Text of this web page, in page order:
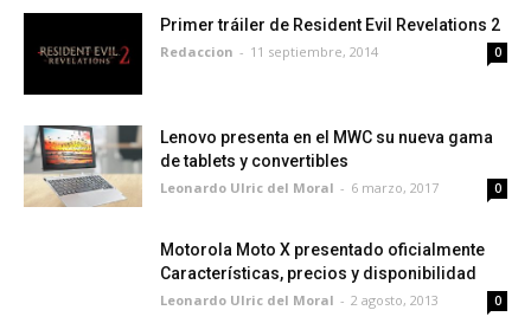
Primer tráiler de Resident Evil Revelations 2
Redaccion - 11 septiembre, 2014 0
Lenovo presenta en el MWC su nueva gama
de tablets y convertibles
Leonardo Ulric del Moral - 6 marzo, 2017 0
Motorola Moto X presentado oficialmente
Características, precios y disponibilidad
Leonardo Ulric del Moral - 2 agosto, 2013 0